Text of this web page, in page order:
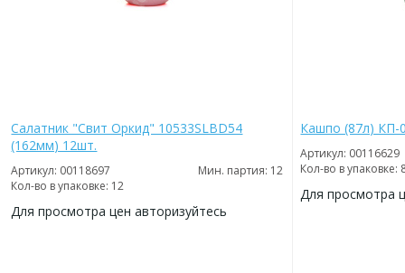
Салатник "Свит Оркид" 10533SLBD54
(162мм) 12шт.
Артикул: 00118697
Мин. партия: 12
Кол-во в упаковке: 12
Для просмотра цен авторизуйтесь
Кашпо (87л) КП-
Артикул: 00116629
Кол-во в упаковке:
Для просмотра